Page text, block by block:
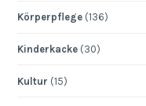
Körperpflege (136)
Kinderkacke (30)
Kultur (15)